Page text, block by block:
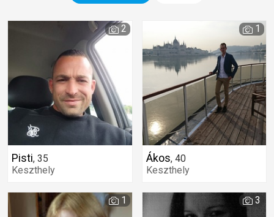
Pisti, 35
Keszthely
2
Ákos, 40
Keszthely
1
1 3